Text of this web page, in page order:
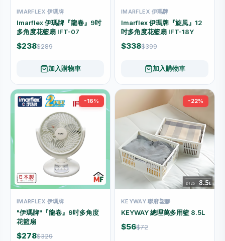
IMARFLEX 伊瑪牌
Imarflex 伊瑪牌『龍卷』9吋
多角度花籃扇 IFT-07
$238$289
加入購物車
IMARFLEX 伊瑪牌
Imarflex 伊瑪牌『旋風』12
吋多角度花籃扇 IFT-18Y
$338$399
加入購物車
-16%
IMARFLEX 伊瑪牌
"伊瑪牌"『龍卷』9吋多角度
花籃扇
$278$329
-22%
KEYWAY 聯府塑膠
KEYWAY 總理萬多用籃 8.5L
$56$72